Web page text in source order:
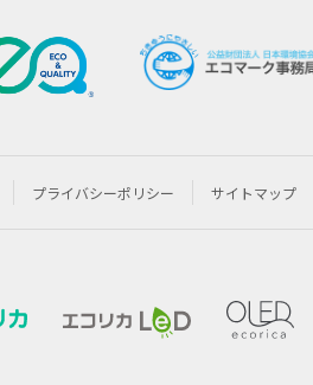
プライバシーポリシー サイトマップ